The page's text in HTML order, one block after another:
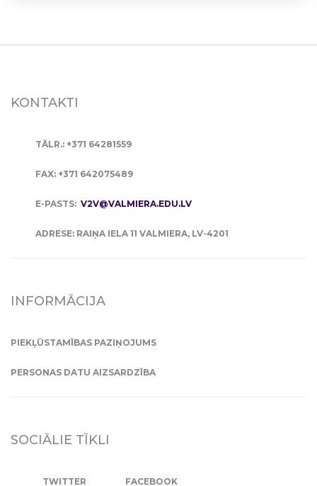
KONTAKTI
TĀLR.: +371 64281559
FAX: +371 642075489
E-PASTS: V2V@VALMIERA.EDU.LV
ADRESE: RAIŅA IELA 11 VALMIERA, LV-4201
INFORMĀCIJA
PIEKĻŪSTAMĪBAS PAZIŅOJUMS
PERSONAS DATU AIZSARDZĪBA
SOCIĀLIE TĪKLI
TWITTER FACEBOOK